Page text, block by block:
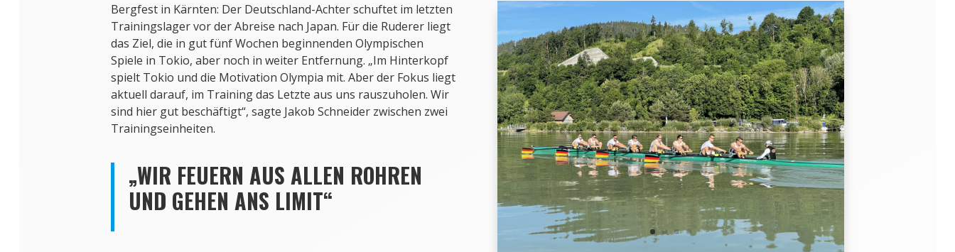
Bergfest in Kärnten: Der Deutschland-Achter schuftet im letzten
Trainingslager vor der Abreise nach Japan. Für die Ruderer liegt
das Ziel, die in gut fünf Wochen beginnenden Olympischen
Spiele in Tokio, aber noch in weiter Entfernung. „Im Hinterkopf
spielt Tokio und die Motivation Olympia mit. Aber der Fokus liegt
aktuell darauf, im Training das Letzte aus uns rauszuholen. Wir
sind hier gut beschäftigt“, sagte Jakob Schneider zwischen zwei
Trainingseinheiten.
„WIR FEUERN AUS ALLEN ROHREN
UND GEHEN ANS LIMIT“